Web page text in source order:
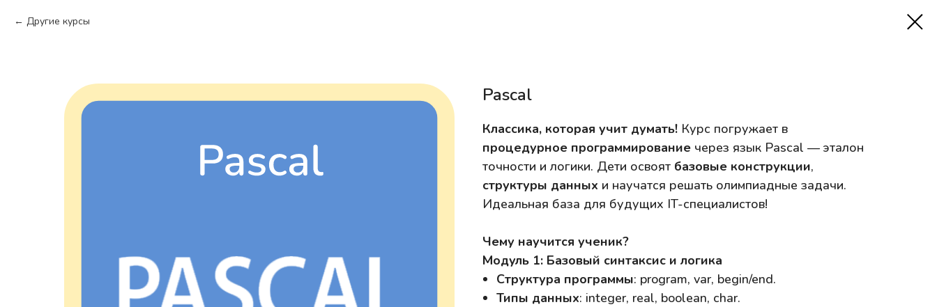
Другие курсы
Pascal
Классика, которая учит думать! Курс погружает в
процедурное программирование через язык Pascal — эталон
точности и логики. Дети освоят базовые конструкции,
структуры данных и научатся решать олимпиадные задачи.
Идеальная база для будущих IT-специалистов!
Чему научится ученик?
Модуль 1: Базовый синтаксис и логика
Структура программы: program, var, begin/end.
Типы данных: integer, real, boolean, char.